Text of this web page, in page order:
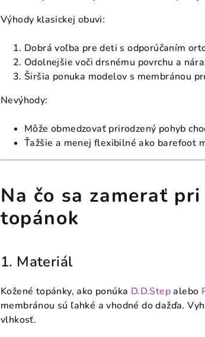
Výhody klasickej obuvi:
Dobrá voľba pre deti s odporúčaním
Odolnejšie voči drsnému povrchu a
Širšia ponuka modelov s membránou
Nevýhody:
Môže obmedzovať prirodzený pohyb
Ťažšie a menej flexibilné ako barefoot
Na čo sa zamerať
topánok
1. Materiál
Kožené topánky, ako ponúka D.D.Stepalebo
membránou sú ľahké a vhodné do dažďa.
vlhkosť.